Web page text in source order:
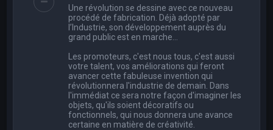
Une révolution se dessine avec ce nouveau
procédé de fabrication. Déjà adopté par
l’Industrie, son développement auprès du
grand public est en marche…
Les promoteurs, c'est nous tous, c'est aussi
votre talent, vos améliorations qui feront
avancer cette fabuleuse invention qui
révolutionnera l'industrie de demain. Dans
l'immédiat ce sera notre façon d'imaginer les
objets, qu'ils soient décoratifs ou
fonctionnels, qui nous donnera une avance
certaine en matière de créativité.